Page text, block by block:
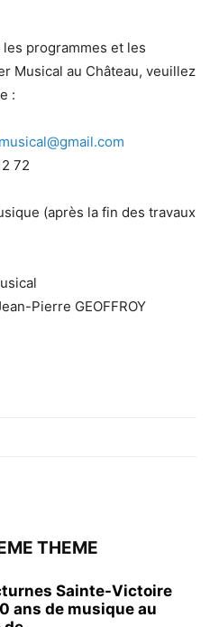
programmes et les
Musical au Château, veuillez
:
72
(après la fin des travaux
Pierre GEOFFROY
THEME
Sainte-Victoire
ans de musique au